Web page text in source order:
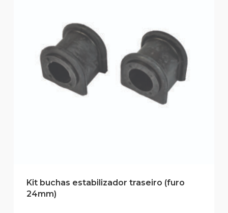
Kit buchas estabilizador traseiro (furo
24mm)